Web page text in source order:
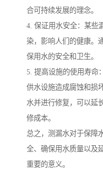
合可持续发展的理念。
4. 保证用水安全：某些
染，影响人们的健康。
保用水的安全和卫生。
5. 提高设施的使用寿命
供水设施造成腐蚀和损
水并进行修复，可以延
修成本。
总之，测漏水对于保障
全、确保用水质量以及
重要的意义。